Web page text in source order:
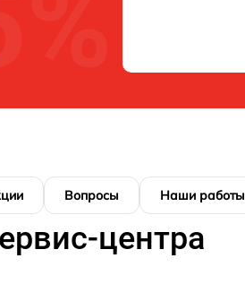
Вопросы Наши работы
центра